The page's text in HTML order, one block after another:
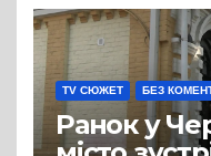
TV СЮЖЕТ БЕЗ
Ранок у